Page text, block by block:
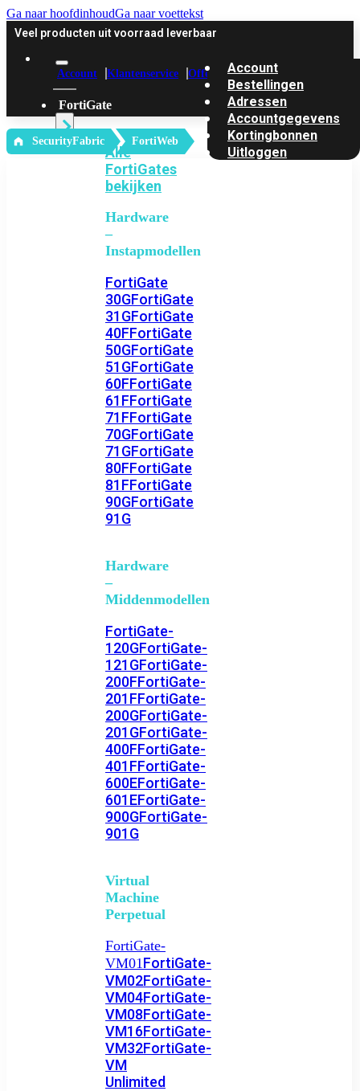
Ga naar hoofdinhoudGa naar voettekst
Veel producten uit voorraad leverbaar
Account Klantenservice Offerte
FortiGate
Alle
FortiGates
bekijken
Hardware
–
Instapmodellen
FortiGate
30GFortiGate
31GFortiGate
40FFortiGate
50GFortiGate
51GFortiGate
60FFortiGate
61FFortiGate
71FFortiGate
70GFortiGate
71GFortiGate
80FFortiGate
81FFortiGate
90GFortiGate
91G
Hardware
–
Middenmodellen
FortiGate-
120GFortiGate-
121GFortiGate-
200FFortiGate-
201FFortiGate-
200GFortiGate-
201GFortiGate-
400FFortiGate-
401FFortiGate-
600EFortiGate-
601EFortiGate-
900GFortiGate-
901G
Virtual
Machine
Perpetual
FortiGate-
VM01FortiGate-
VM02FortiGate-
VM04FortiGate-
VM08FortiGate-
VM16FortiGate-
VM32FortiGate-
VM
Unlimited
Account
Bestellingen
Adressen
Accountgegevens
Kortingbonnen
Uitloggen
‎ SecurityFabric FortiWeb